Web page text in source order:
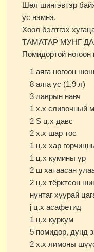
Шөл шингэвтэр
ус нэмнэ.
Хоол бэлтгэх
ТАМАТАР МУНГ
Помидортой
1 аяга ногоон
8 аяга ус (1,9 л)
3 лаврын навч
1 х.х сливочный
2 Ѕ ц.х давс
2 х.х шар тос
1 ц.х хар
1 ц.х кумины үр
2 ш хатаасан
2 ц.х тёрктсон
нунтаг хуурай
ј ц.х асафетид
1 ц.х куркум
5 помидор, дунд
2 х.х лимоны